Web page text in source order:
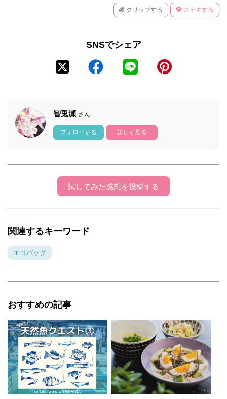
クリップする ステキする
SNSでシェア
智兎瀬 さん
フォローする 詳しく見る
試してみた感想を投稿する
関連するキーワード
エコバッグ
おすすめの記事